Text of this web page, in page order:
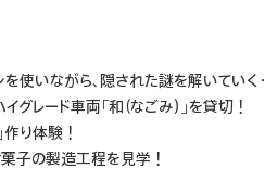
使いながら、隠された謎を解いてい
ード車両「和（なごみ）」を貸切！
り体験！
子の製造工程を見学！